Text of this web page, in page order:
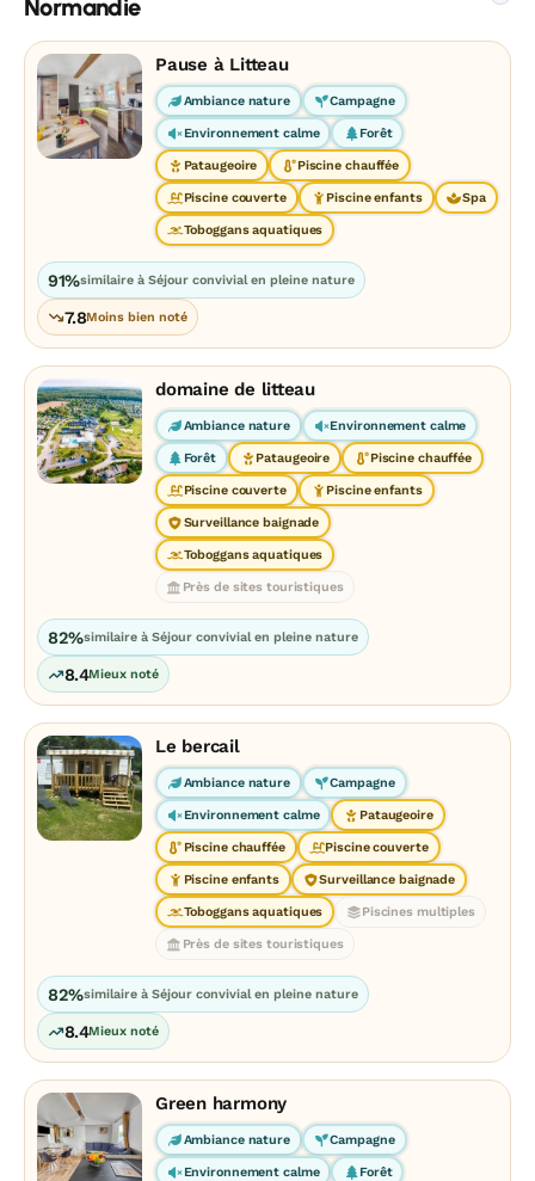
Normandie
Pause à Litteau
Ambiance nature Campagne
Environnement calme Forêt
Pataugeoire Piscine chauffée
Piscine couverte Piscine enfants Spa
Toboggans aquatiques
91%similaire à Séjour convivial en pleine nature
7.8Moins bien noté
domaine de litteau
Ambiance nature Environnement calme
Forêt Pataugeoire Piscine chauffée
Piscine couverte Piscine enfants
Surveillance baignade
Toboggans aquatiques
Près de sites touristiques
82%similaire à Séjour convivial en pleine nature
8.4Mieux noté
Le bercail
Ambiance nature Campagne
Environnement calme Pataugeoire
Piscine chauffée Piscine couverte
Piscine enfants Surveillance baignade
Toboggans aquatiques Piscines multiples
Près de sites touristiques
82%similaire à Séjour convivial en pleine nature
8.4Mieux noté
Green harmony
Ambiance nature Campagne
Environnement calme Forêt